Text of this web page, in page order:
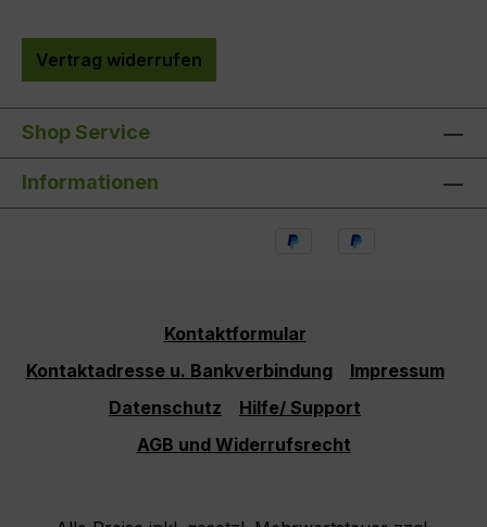
Vertrag widerrufen
Shop Service
Informationen
Kontaktformular
Kontaktadresse u. Bankverbindung
Impressum
Datenschutz
Hilfe/ Support
AGB und Widerrufsrecht